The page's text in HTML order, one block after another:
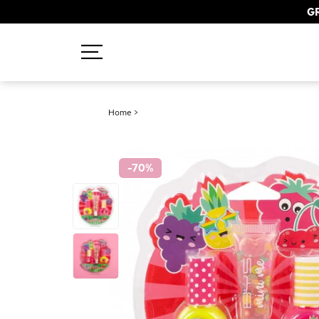
Home >
-70%
Palette
Solaire
Brumes
Blush
Rouge à Lèvres